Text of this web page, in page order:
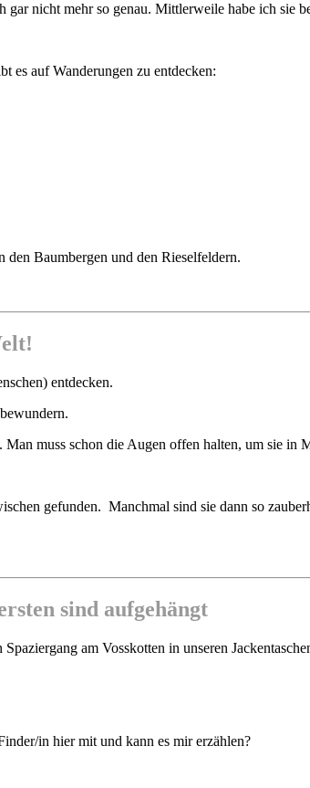
nicht mehr so genau. Mittlerweile habe ich sie
es auf Wanderungen zu entdecken:
Baumbergen und den Rieselfeldern.
entdecken.
muss schon die Augen offen halten, um sie in
gefunden. Manchmal sind sie dann so
sind aufgehängt
am Vosskotten in unseren
in hier mit und kann es mir erzählen?